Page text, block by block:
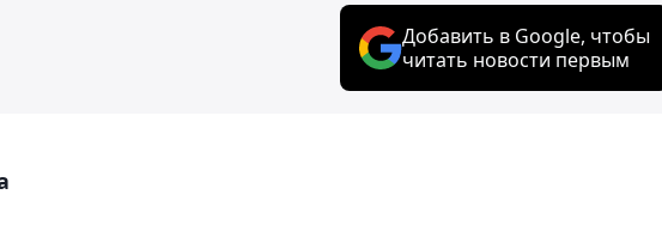
Добавить в Google, чтобы
читать новости первым